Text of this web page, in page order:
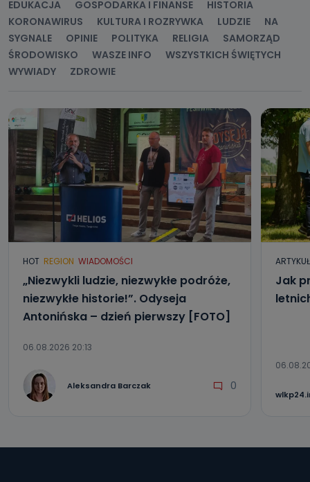
EDUKACJA
GOSPODARKA I FINANSE
HISTORIA
KORONAWIRUS
KULTURA I ROZRYWKA LUDZIE
NA
SYGNALE
OPINIE POLITYKA RELIGIA
SAMORZĄD
ŚRODOWISKO
WASZE INFO
WSZYSTKICH ŚWIĘTYCH
WYWIADY
ZDROWIE
HOT REGION WIADOMOŚCI
„Niezwykli ludzie, niezwykłe podróże,
niezwykłe historie!”. Odyseja
Antonińska – dzień pierwszy [FOTO]
06.08.2026 20:13
Aleksandra Barczak 0
Jak